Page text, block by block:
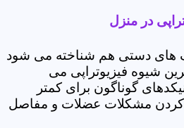
در منزل
های دستی هم شناخته می شود
شیوه فیزیوتراپی می
گوناگون برای کمتر
مشکلات عضلات و مفاصل